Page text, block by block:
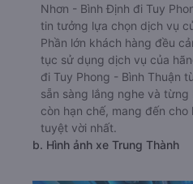
Nhơn - Bình Định đi Tuy
tin tưởng lựa chọn dịch vụ
Phần lớn khách hàng đều
tục sử dụng dịch vụ của
đi Tuy Phong - Bình Thuận
sẵn sàng lắng nghe và
còn hạn chế, mang đến
tuyệt vời nhất.
b. Hình ảnh xe Trung Thành